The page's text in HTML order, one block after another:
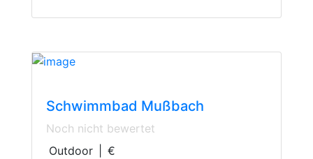
Schwimmbad Mußbach
Noch nicht bewertet
Outdoor
€